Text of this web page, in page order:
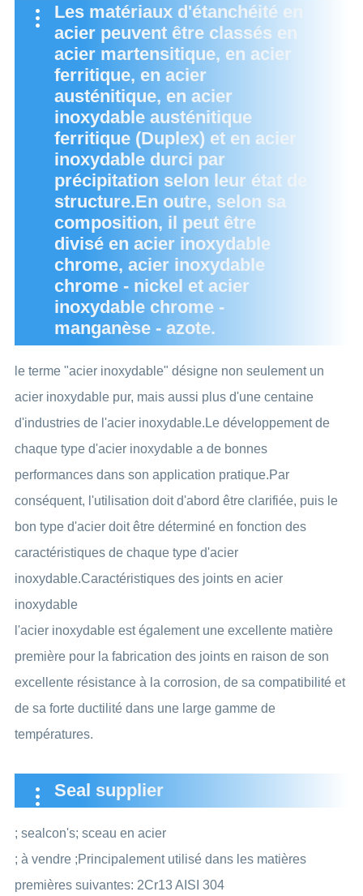
Les matériaux d'étanchéité en
acier peuvent être classés en
acier martensitique, en acier
ferritique, en acier
austénitique, en acier
inoxydable austénitique
ferritique (Duplex) et en acier
inoxydable durci par
précipitation selon leur état de
structure.En outre, selon sa
composition, il peut être
divisé en acier inoxydable
chrome, acier inoxydable
chrome - nickel et acier
inoxydable chrome -
manganèse - azote.
le terme "acier inoxydable" désigne non seulement un
acier inoxydable pur, mais aussi plus d'une centaine
d'industries de l'acier inoxydable.Le développement de
chaque type d'acier inoxydable a de bonnes
performances dans son application pratique.Par
conséquent, l'utilisation doit d'abord être clarifiée, puis le
bon type d'acier doit être déterminé en fonction des
caractéristiques de chaque type d'acier
inoxydable.Caractéristiques des joints en acier
inoxydable
l'acier inoxydable est également une excellente matière
première pour la fabrication des joints en raison de son
excellente résistance à la corrosion, de sa compatibilité et
de sa forte ductilité dans une large gamme de
températures.
Seal supplier
; sealcon's; sceau en acier
; à vendre ;Principalement utilisé dans les matières
premières suivantes: 2Cr13AISI 304